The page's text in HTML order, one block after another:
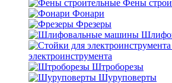
Фены
Фонари
Фрезеры
электроинструмента
Штроборезы
Шуруповерты